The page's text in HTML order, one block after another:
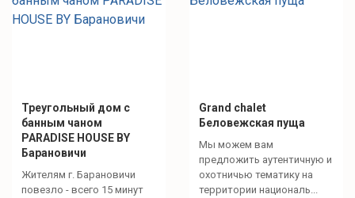
Треугольный дом с
банным чаном
PARADISE HOUSE BY
Барановичи
Жителям г. Барановичи
повезло - всего 15 минут
Grand chalet
Беловежская пуща
Мы можем вам
предложить аутентичную и
охотничью тематику на
территории националь...